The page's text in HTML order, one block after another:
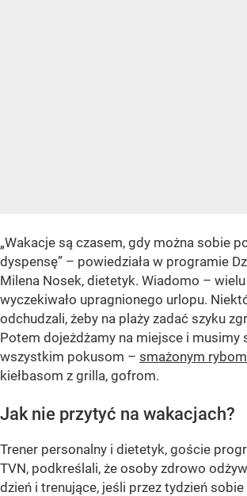
„Wakacje są czasem, gdy można sobie
dyspensę” – powiedziała w programie
Milena Nosek, dietetyk. Wiadomo –
wyczekiwało upragnionego urlopu.
odchudzali, żeby na plaży zadać szyku
Potem dojeżdżamy na miejsce i musimy
wszystkim pokusom – smażonym rybom
kiełbasom z grilla, gofrom.
Jak nie przytyć na wakacjach?
Trener personalny i dietetyk, goście
TVN, podkreślali, że osoby zdrowo
dzień i trenujące, jeśli przez tydzień